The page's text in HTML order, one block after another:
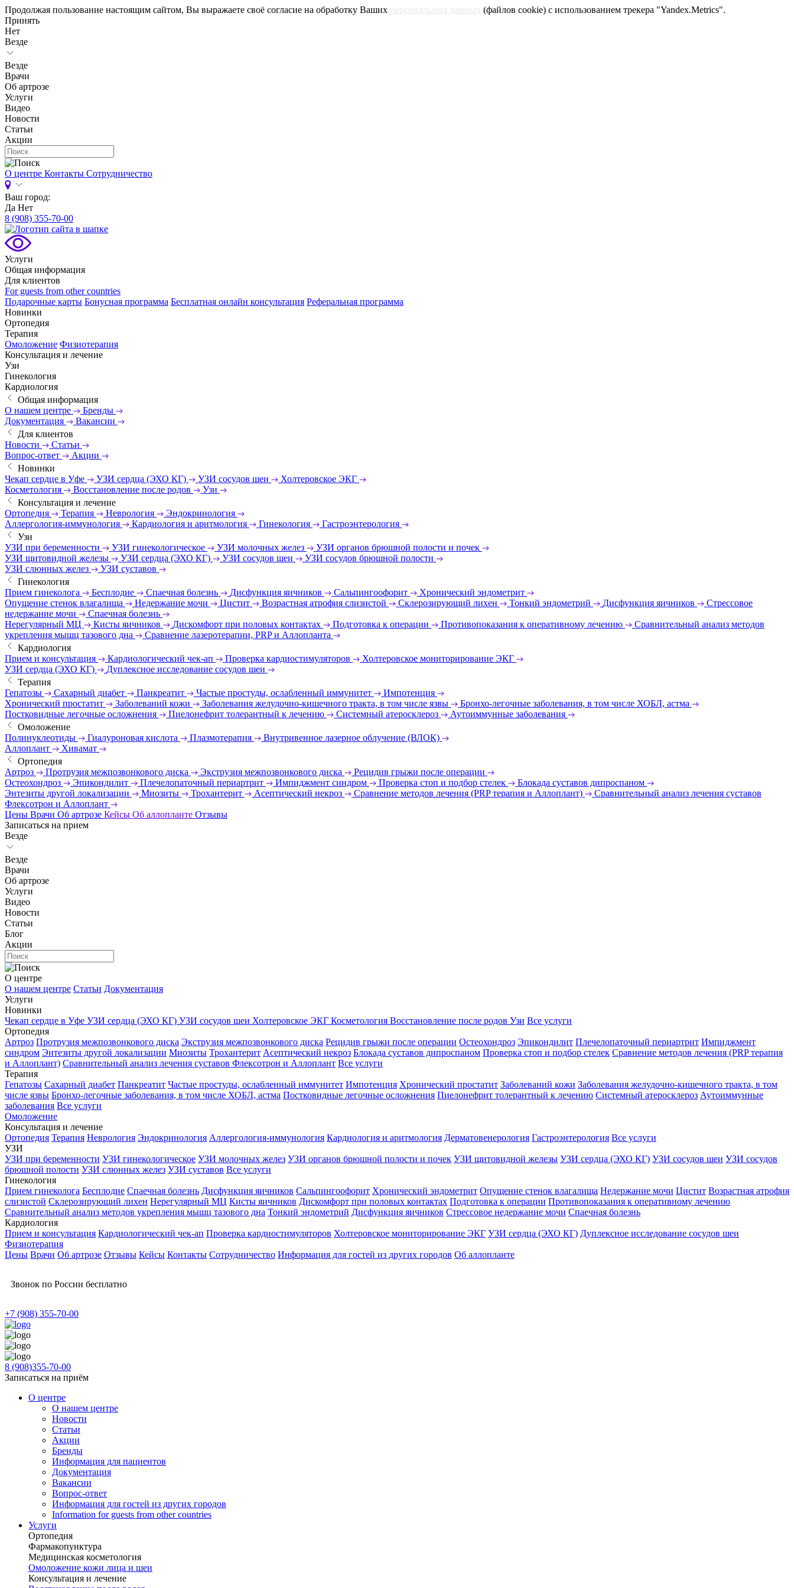
Продолжая пользование настоящим сайтом, Вы выражаете своё согласие на обработку Ваших персональных данных (файлов cookie) с использованием трекера "Yandex.Metrics".
Принять
Нет
Везде
Везде
Врачи
Об артрозе
Услуги
Видео
Новости
Статьи
Акции
О центре Контакты Сотрудничество
Ваш город:
Да Нет
8 (908) 355-70-00
Услуги
Общая информация
Для клиентов
For guests from other countries
Подарочные карты Бонусная программа Бесплатная онлайн консультация Реферальная программа
Новинки
Ортопедия
Терапия
Омоложение Физиотерапия
Консультация и лечение
Узи
Гинекология
Кардиология
Общая информация
О нашем центре
Бренды
Документация
Вакансии
Для клиентов
Новости
Статьи
Вопрос-ответ
Акции
Новинки
Чекап сердце в Уфе
УЗИ сердца (ЭХО КГ) УЗИ сосудов шеи
Холтеровское ЭКГ
Косметология
Восстановление после родов
Узи
Консультация и лечение
Ортопедия
Терапия Неврология
Эндокринология
Аллергология-иммунология
Кардиология и аритмология Гинекология
Гастроэнтерология
Узи
УЗИ при беременности
УЗИ гинекологическое УЗИ молочных желез
УЗИ органов брюшной полости и почек
УЗИ щитовидной железы
УЗИ сердца (ЭХО КГ) УЗИ сосудов шеи
УЗИ сосудов брюшной полости
УЗИ слюнных желез
УЗИ суставов
Гинекология
Прием гинеколога
Бесплодие Спаечная болезнь Дисфункция яичников Сальпингоофорит
Хронический эндометрит
Опущение стенок влагалища
Недержание мочи Цистит Возрастная атрофия слизистой Склерозирующий лихен Тонкий эндометрий Дисфункция яичников
Стрессовое
недержание мочи
Спаечная болезнь
Нерегулярный МЦ
Кисты яичников Дискомфорт при половых контактах Подготовка к операции Противопоказания к оперативному лечению
Сравнительный анализ методов
укрепления мышц тазового дна
Сравнение лазеротерапии, PRP и Аллопланта
Кардиология
Прием и консультация
Кардиологический чек-ап Проверка кардиостимуляторов
Холтеровское мониторирование ЭКГ
УЗИ сердца (ЭХО КГ)
Дуплексное исследование сосудов шеи
Терапия
Гепатозы
Сахарный диабет Панкреатит Частые простуды, ослабленный иммунитет
Импотенция
Хронический простатит
Заболеваний кожи Заболевания желудочно-кишечного тракта, в том числе язвы
Бронхо-легочные заболевания, в том числе ХОБЛ, астма
Постковидные легочные осложнения
Пиелонефрит толерантный к лечению Системный атеросклероз
Аутоиммунные заболевания
Омоложение
Полинуклеотиды
Гиалуроновая кислота Плазмотерапия
Внутривенное лазерное облучение (ВЛОК)
Аллоплант
Хивамат
Ортопедия
Артроз
Протрузия межпозвонкового диска Экструзия межпозвонкового диска
Рецидив грыжи после операции
Остеохондроз
Эпикондилит Плечелопаточный периартрит Импиджмент синдром Проверка стоп и подбор стелек
Блокада суставов дипроспаном
Энтезиты другой локализации
Миозиты Трохантерит Асептический некроз Сравнение методов лечения (PRP терапия и Аллоплант)
Сравнительный анализ лечения суставов
Флексотрон и Аллоплант
Цены Врачи Об артрозе Кейсы Об аллопланте Отзывы
Записаться на прием
Везде
Везде
Врачи
Об артрозе
Услуги
Видео
Новости
Статьи
Блог
Акции
О центре
О нашем центре Статьи Документация
Услуги
Новинки
Чекап сердце в Уфе УЗИ сердца (ЭХО КГ) УЗИ сосудов шеи Холтеровское ЭКГ Косметология Восстановление после родов Узи Все услуги
Ортопедия
Артроз Протрузия межпозвонкового диска Экструзия межпозвонкового диска Рецидив грыжи после операции Остеохондроз Эпикондилит Плечелопаточный периартрит Импиджмент
синдром Энтезиты другой локализации Миозиты Трохантерит Асептический некроз Блокада суставов дипроспаном Проверка стоп и подбор стелек Сравнение методов лечения (PRP терапия
и Аллоплант) Сравнительный анализ лечения суставов Флексотрон и Аллоплант Все услуги
Терапия
Гепатозы Сахарный диабет Панкреатит Частые простуды, ослабленный иммунитет Импотенция Хронический простатит Заболеваний кожи Заболевания желудочно-кишечного тракта, в том
числе язвы Бронхо-легочные заболевания, в том числе ХОБЛ, астма Постковидные легочные осложнения Пиелонефрит толерантный к лечению Системный атеросклероз Аутоиммунные
заболевания Все услуги
Омоложение
Консультация и лечение
Ортопедия Терапия Неврология Эндокринология Аллергология-иммунология Кардиология и аритмология Дерматовенерология Гастроэнтерология Все услуги
УЗИ
УЗИ при беременности УЗИ гинекологическое УЗИ молочных желез УЗИ органов брюшной полости и почек УЗИ щитовидной железы УЗИ сердца (ЭХО КГ) УЗИ сосудов шеи УЗИ сосудов
брюшной полости УЗИ слюнных желез УЗИ суставов Все услуги
Гинекология
Прием гинеколога Бесплодие Спаечная болезнь Дисфункция яичников Сальпингоофорит Хронический эндометрит Опущение стенок влагалища Недержание мочи Цистит Возрастная атрофия
слизистой Склерозирующий лихен Нерегулярный МЦ Кисты яичников Дискомфорт при половых контактах Подготовка к операции Противопоказания к оперативному лечению
Сравнительный анализ методов укрепления мышц тазового дна Тонкий эндометрий Дисфункция яичников Стрессовое недержание мочи Спаечная болезнь
Кардиология
Прием и консультация Кардиологический чек-ап Проверка кардиостимуляторов Холтеровское мониторирование ЭКГ УЗИ сердца (ЭХО КГ) Дуплексное исследование сосудов шеи
Физиотерапия
Цены Врачи Об артрозе Отзывы Кейсы Контакты Сотрудничество Информация для гостей из других городов Об аллопланте
Звонок по России бесплатно
+7 (908) 355-70-00
8 (908)355-70-00
Записаться на приём
О центре
О нашем центре
Новости
Статьи
Акции
Бренды
Информация для пациентов
Документация
Вакансии
Вопрос-ответ
Информация для гостей из других городов
Information for guests from other countries
Услуги
Ортопедия
Фармакопунктура
Медицинская косметология
Омоложение кожи лица и шеи
Консультация и лечение